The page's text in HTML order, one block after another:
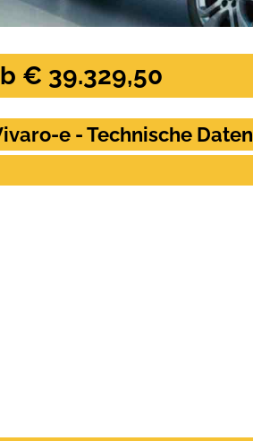
€ 39.329,50
e - Technische Daten